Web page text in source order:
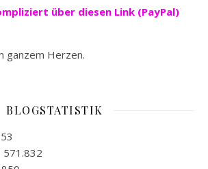
über diesen Link (PayPal)
ganzem Herzen.
BLOGSTATISTIK
571.832